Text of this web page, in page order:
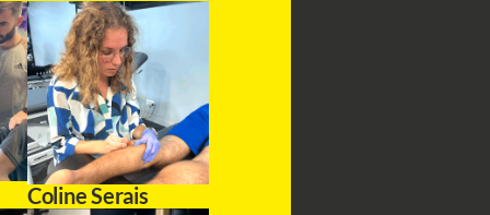
Coline Serais